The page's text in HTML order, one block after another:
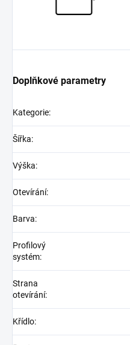
Doplňkové parametry
Kategorie:
Šířka:
Výška:
Otevírání:
Barva:
Profilový
systém:
Strana
otevírání:
Křídlo: